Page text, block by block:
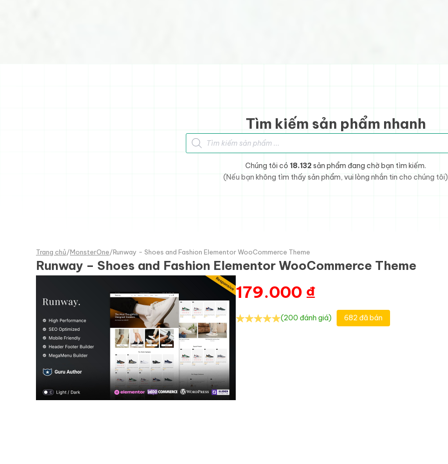
Tìm kiếm sản phẩm nhanh
Tìm kiếm sản phẩm
Chúng tôi có 18.132 sản phẩm đang chờ bạn tìm kiếm.
(Nếu bạn không tìm thấy sản phẩm, vui lòng nhắn tin cho chúng tôi)
Trang chủ/MonsterOne/Runway - Shoes and Fashion Elementor WooCommerce Theme
Runway – Shoes and Fashion Elementor WooCommerce Theme
179.000 ₫
(200 đánh giá) 682 đã bán